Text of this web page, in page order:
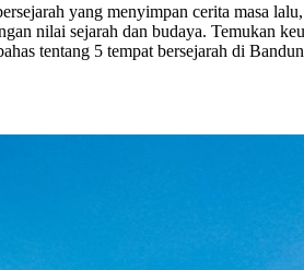
yang menyimpan cerita masa
nilai sejarah dan budaya. Temukan
tentang 5 tempat bersejarah di